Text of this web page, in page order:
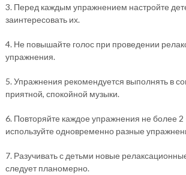
3. Перед каждым упражнением настройте
заинтересовать их.
4. Не повышайте голос при проведении
упражнения.
5. Упражнения рекомендуется выполнять в
приятной, спокойной музыки.
6. Повторяйте каждое упражнения не более
используйте одновременно разные
7. Разучивать с детьми новые
следует планомерно.